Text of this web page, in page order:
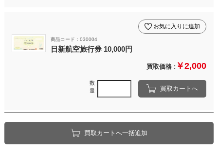
商品コード：030004
日新航空旅行券 10,000円
お気に入りに追加
買取価格 : ￥2,000
数
量
買取カートへ
買取カートへ一括追加